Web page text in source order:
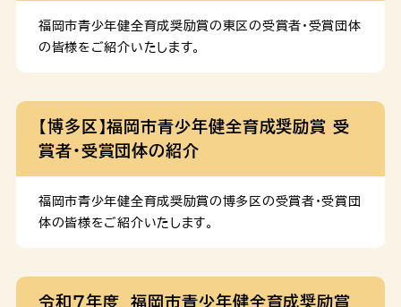
福岡市青少年健全育成奨励賞の東区の受賞者・受賞団体
の皆様をご紹介いたします。
【博多区】福岡市青少年健全育成奨励賞 受
賞者・受賞団体の紹介
福岡市青少年健全育成奨励賞の博多区の受賞者・受賞団
体の皆様をご紹介いたします。
令和７年度 福岡市青少年健全育成奨励賞